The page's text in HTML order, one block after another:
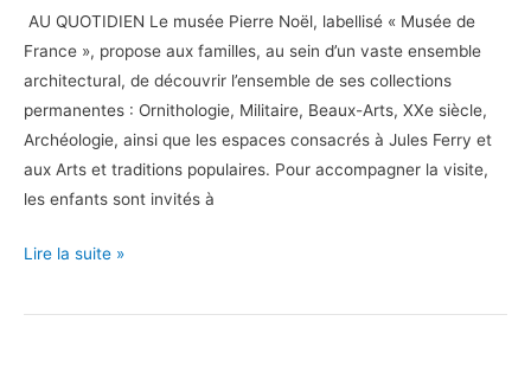
AU QUOTIDIEN Le musée Pierre Noël, labellisé « Musée de
France », propose aux familles, au sein d’un vaste ensemble
architectural, de découvrir l’ensemble de ses collections
permanentes : Ornithologie, Militaire, Beaux-Arts, XXe siècle,
Archéologie, ainsi que les espaces consacrés à Jules Ferry et
aux Arts et traditions populaires. Pour accompagner la visite,
les enfants sont invités à
En
au
Lire la suite »